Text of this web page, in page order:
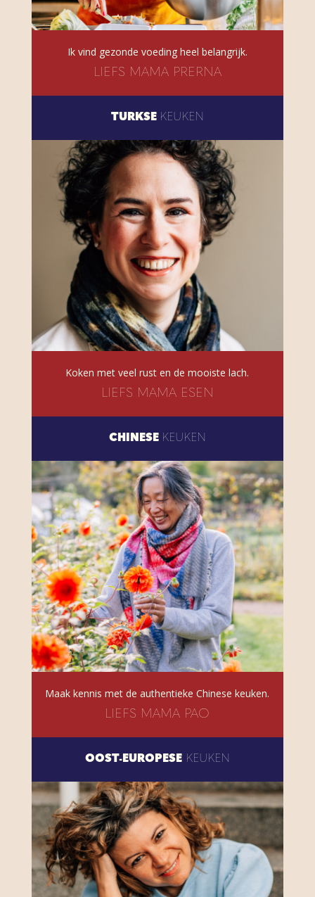
Ik vind gezonde voeding heel belangrijk.
LIEFS MAMA PRERNA
TURKSE KEUKEN
Koken met veel rust en de mooiste lach.
LIEFS MAMA ESEN
CHINESE KEUKEN
Maak kennis met de authentieke Chinese keuken.
LIEFS MAMA PAO
OOST-EUROPESEKEUKEN